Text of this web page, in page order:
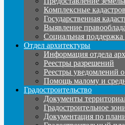
Комплексные
Государственная
Выявление
Социальная
Отдел архитектуры
Информация отдела
Реестры разрешений
Реестры уведомлений о
Помощь малому и
Градостроительство
Документы
Градостроительное
Документация по